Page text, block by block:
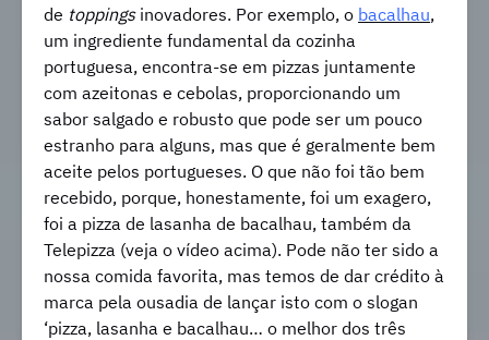
de toppingsinovadores. Por exemplo, o bacalhau,
um ingrediente fundamental da cozinha
portuguesa, encontra-se em pizzas juntamente
com azeitonas e cebolas, proporcionando um
sabor salgado e robusto que pode ser um pouco
estranho para alguns, mas que é geralmente bem
aceite pelos portugueses. O que não foi tão bem
recebido, porque, honestamente, foi um exagero,
foi a pizza de lasanha de bacalhau, também da
Telepizza (veja o vídeo acima). Pode não ter sido a
nossa comida favorita, mas temos de dar crédito à
marca pela ousadia de lançar isto com o slogan
‘pizza, lasanha e bacalhau… o melhor dos três